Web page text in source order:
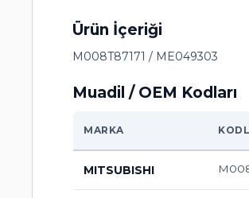
Ürün İçeriği
M008T87171 / ME049303
Muadil / OEM Kodları
MARKA
MITSUBISHI